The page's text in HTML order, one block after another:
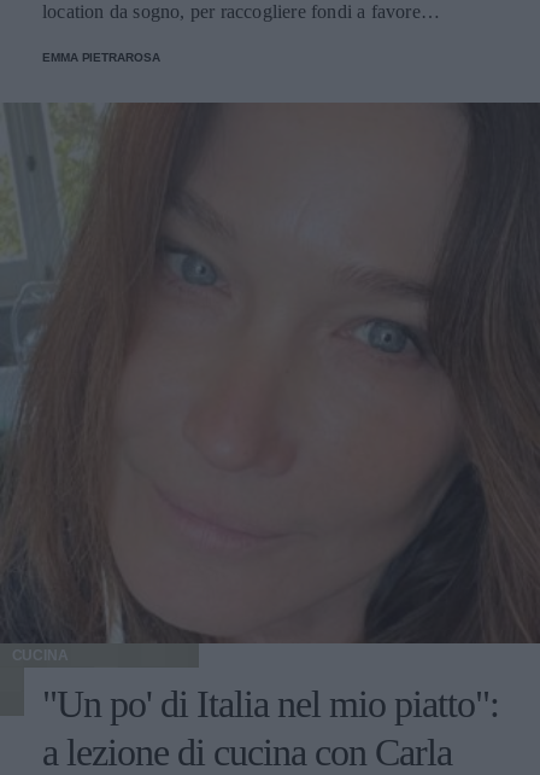
location da sogno, per raccogliere fondi a favore
EMMA PIETRAROSA
CUCINA
"Un po' di Italia nel mio piatto":
a lezione di cucina con Carla